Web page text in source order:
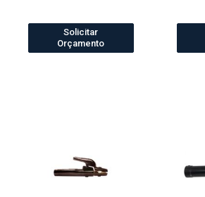
Solicitar
Orçamento